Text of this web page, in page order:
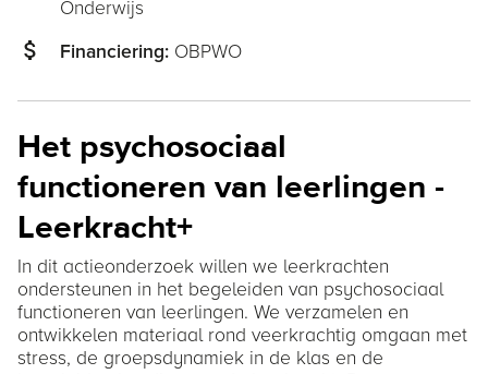
Onderwijs
attach_money Financiering: OBPWO
Het psychosociaal
functioneren van leerlingen -
Leerkracht+
In dit actieonderzoek willen we leerkrachten
ondersteunen in het begeleiden van psychosociaal
functioneren van leerlingen. We verzamelen en
ontwikkelen materiaal rond veerkrachtig omgaan met
stress, de groepsdynamiek in de klas en de